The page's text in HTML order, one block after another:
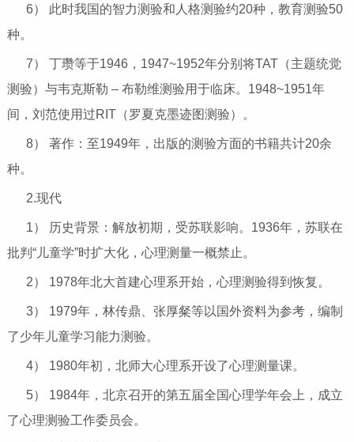
6） 此时我国的智力测验和人格测验约20种，教育测验50
种。
7） 丁瓒等于1946，1947~1952年分别将TAT（主题统觉
测验）与韦克斯勒 – 布勒维测验用于临床。1948~1951年
间，刘范使用过RIT（罗夏克墨迹图测验）。
8） 著作：至1949年，出版的测验方面的书籍共计20余
种。
2.现代
1） 历史背景：解放初期，受苏联影响。1936年，苏联在
批判“儿童学”时扩大化，心理测量一概禁止。
2） 1978年北大首建心理系开始，心理测验得到恢复。
3） 1979年，林传鼎、张厚粲等以国外资料为参考，编制
了少年儿童学习能力测验。
4） 1980年初，北师大心理系开设了心理测量课。
5） 1984年，北京召开的第五届全国心理学年会上，成立
了心理测验工作委员会。